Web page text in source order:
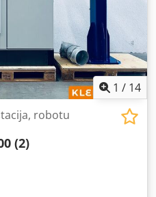
1 / 14
robotu
(2)